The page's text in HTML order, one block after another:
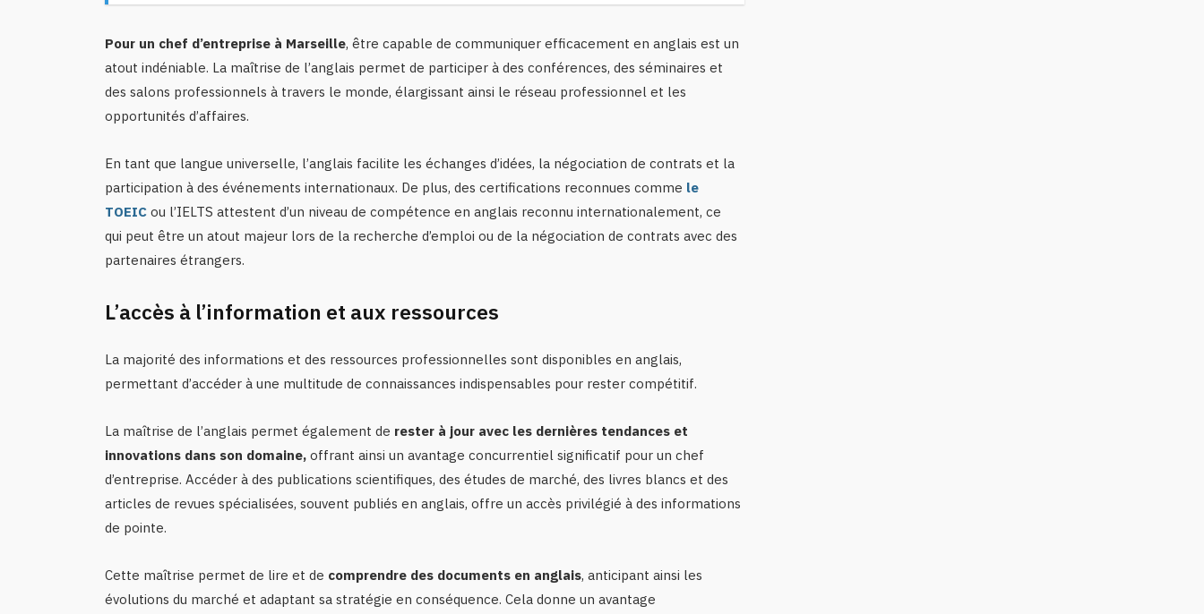
Pour un chef d’entreprise à Marseille, être capable de communiquer efficacement en anglais est un
atout indéniable. La maîtrise de l’anglais permet de participer à des conférences, des séminaires et
des salons professionnels à travers le monde, élargissant ainsi le réseau professionnel et les
opportunités d’affaires.
En tant que langue universelle, l’anglais facilite les échanges d’idées, la négociation de contrats et la
participation à des événements internationaux. De plus, des certifications reconnues comme le
TOEICou l’IELTS attestent d’un niveau de compétence en anglais reconnu internationalement, ce
qui peut être un atout majeur lors de la recherche d’emploi ou de la négociation de contrats avec des
partenaires étrangers.
L’accès à l’information et aux ressources
La majorité des informations et des ressources professionnelles sont disponibles en anglais,
permettant d’accéder à une multitude de connaissances indispensables pour rester compétitif.
La maîtrise de l’anglais permet également de rester à jour avec les dernières tendances et
innovations dans son domaine,offrant ainsi un avantage concurrentiel significatif pour un chef
d’entreprise. Accéder à des publications scientifiques, des études de marché, des livres blancs et des
articles de revues spécialisées, souvent publiés en anglais, offre un accès privilégié à des informations
de pointe.
Cette maîtrise permet de lire et de comprendre des documents en anglais, anticipant ainsi les
évolutions du marché et adaptant sa stratégie en conséquence. Cela donne un avantage